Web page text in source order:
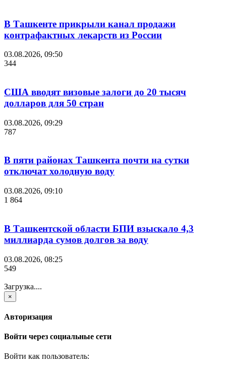
В Ташкенте прикрыли канал продажи
контрафактных лекарств из России
03.08.2026, 09:50
344
США вводят визовые залоги до 20 тысяч
долларов для 50 стран
03.08.2026, 09:29
787
В пяти районах Ташкента почти на сутки
отключат холодную воду
03.08.2026, 09:10
1 864
В Ташкентской области БПИ взыскало 4,3
миллиарда сумов долгов за воду
03.08.2026, 08:25
549
Загрузка....
×
Авторизация
Войти через социальные сети
Войти как пользователь: